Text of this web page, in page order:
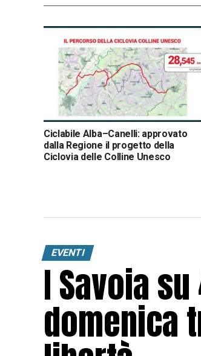
Ciclabile Alba–Canelli: approvato
dalla Regione il progetto della
Ciclovia delle Colline Unesco
EVENTI
I Savoia
domenica